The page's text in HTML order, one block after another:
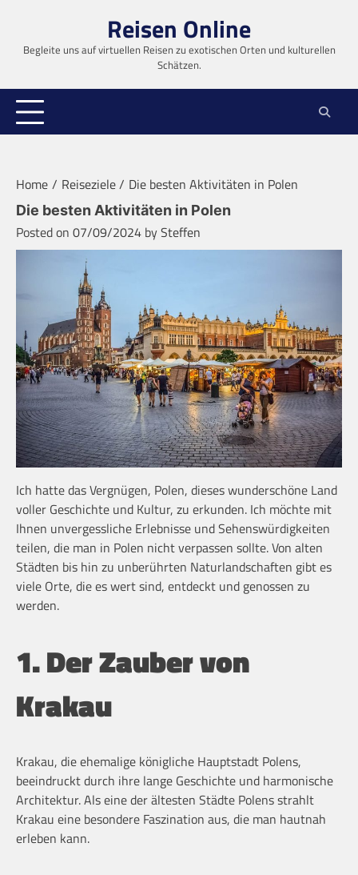
content
Reisen Online
Begleite uns auf virtuellen Reisen zu exotischen Orten und kulturellen
Schätzen.
Home Reiseziele Die besten Aktivitäten in Polen
Die besten Aktivitäten in Polen
Posted on 07/09/2024 bySteffen
Ich hatte das Vergnügen, Polen, dieses wunderschöne Land
voller Geschichte und Kultur, zu erkunden. Ich möchte mit
Ihnen unvergessliche Erlebnisse und Sehenswürdigkeiten
teilen, die man in Polen nicht verpassen sollte. Von alten
Städten bis hin zu unberührten Naturlandschaften gibt es
viele Orte, die es wert sind, entdeckt und genossen zu
werden.
1. Der Zauber von
Krakau
Krakau, die ehemalige königliche Hauptstadt Polens,
beeindruckt durch ihre lange Geschichte und harmonische
Architektur. Als eine der ältesten Städte Polens strahlt
Krakau eine besondere Faszination aus, die man hautnah
erleben kann.